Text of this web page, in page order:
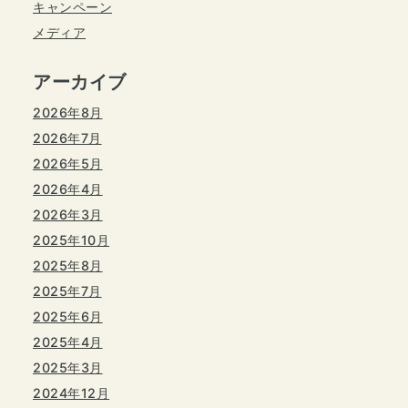
キャンペーン
メディア
アーカイブ
2026年8月
2026年7月
2026年5月
2026年4月
2026年3月
2025年10月
2025年8月
2025年7月
2025年6月
2025年4月
2025年3月
2024年12月